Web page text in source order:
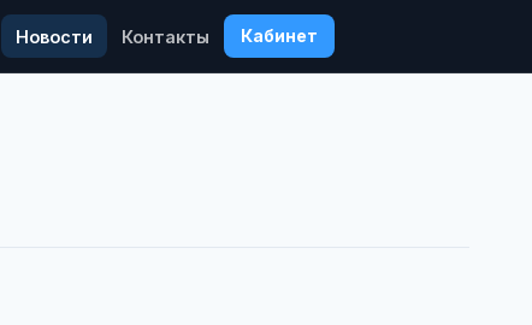
Новости Контакты Кабинет